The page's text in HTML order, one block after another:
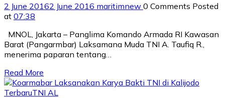
2 June 20162 June 2016 maritimnew 0 Comments Posted
at 07:38
MNOL, Jakarta – Panglima Komando Armada RI Kawasan
Barat (Pangarmbar) Laksamana Muda TNI A. Taufiq R.,
menerima paparan tentang…
Read More
TerbaruTNI AL